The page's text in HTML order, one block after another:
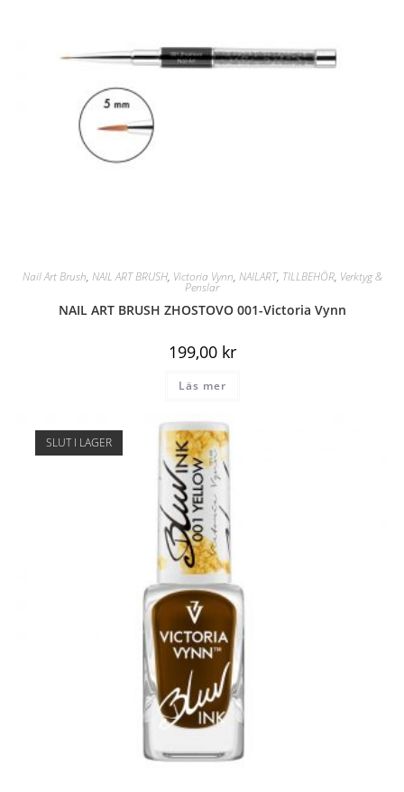
Nail Art Brush, NAIL ART BRUSH, Victoria Vynn, NAILART, TILLBEHÖR, Verktyg &
Penslar
NAIL ART BRUSH ZHOSTOVO 001-Victoria Vynn
199,00 kr
Läs mer
SLUT I LAGER